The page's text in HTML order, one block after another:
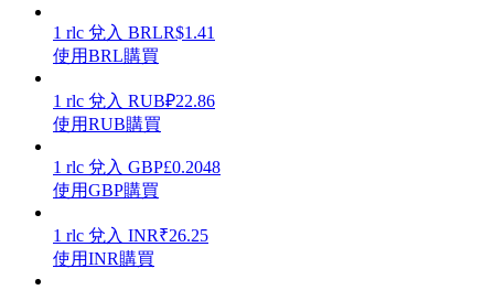
學習如何保持盈利
1 rlc 兌入 BRLR$1.41
使用BRL購買
1 rlc 兌入 RUB₽22.86
使用RUB購買
1 rlc 兌入 GBP£0.2048
使用GBP購買
1 rlc 兌入 INR₹26.25
使用INR購買